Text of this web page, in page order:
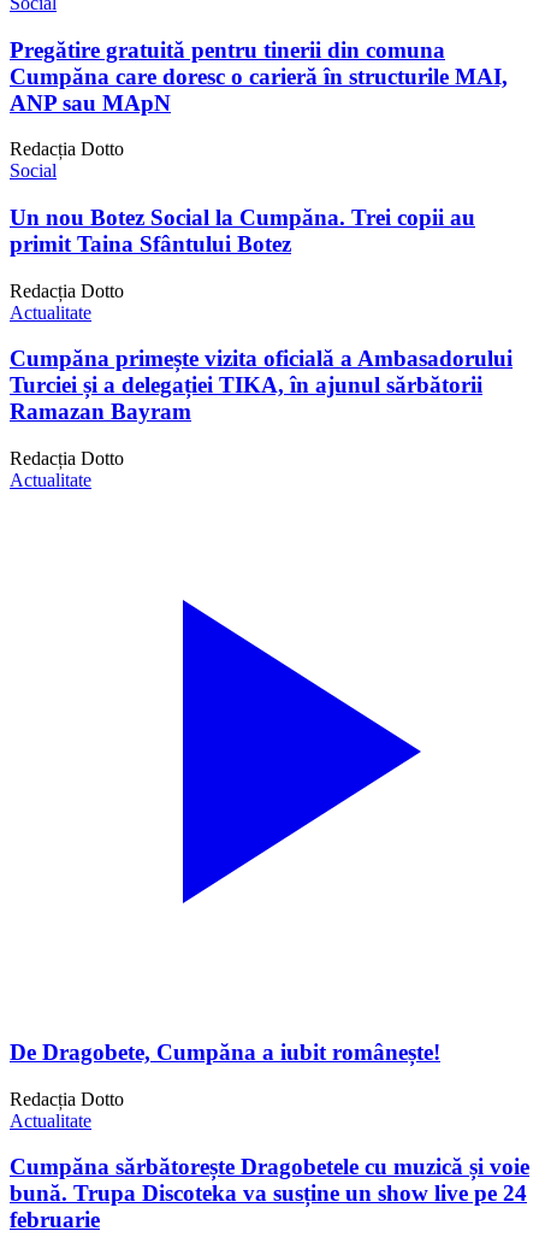
Pregătire gratuită pentru tinerii din comuna
Cumpăna care doresc o carieră în structurile MAI,
ANP sau MApN
Redacția Dotto
Social
Un nou Botez Social la Cumpăna. Trei copii au
primit Taina Sfântului Botez
Redacția Dotto
Actualitate
Cumpăna primește vizita oficială a Ambasadorului
Turciei și a delegației TIKA, în ajunul sărbătorii
Ramazan Bayram
Redacția Dotto
Actualitate
De Dragobete, Cumpăna a iubit românește!
Redacția Dotto
Actualitate
Cumpăna sărbătorește Dragobetele cu muzică și voie
bună. Trupa Discoteka va susține un show live pe 24
februarie